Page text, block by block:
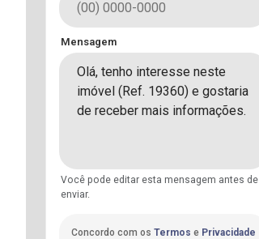
Mensagem
Você pode editar esta mensagem antes de
enviar.
Concordo com os Termos e Privacidade